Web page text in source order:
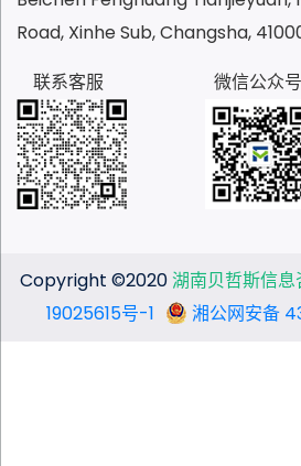
Road, Xinhe Sub, Changsha,
联系客服
微信公众号
Copyright ©2020湖南贝哲斯信
19025615号-1
湘公网安备